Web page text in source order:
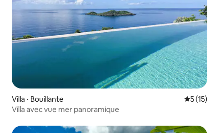
Villa ⋅ Bouillante
5 (15)
Villa avec vue mer panoramique